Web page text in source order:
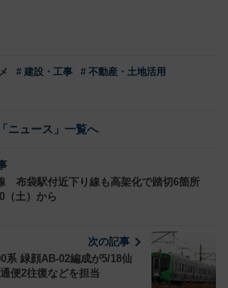
# 建設・工事
# 不動産・土地活用
「ニュース」一覧へ
布袋駅付近下り線も高架化で踏切6箇所
土）から
次の記事
系 緑顔AB-02編成が5/18仙
便2往復などを担当